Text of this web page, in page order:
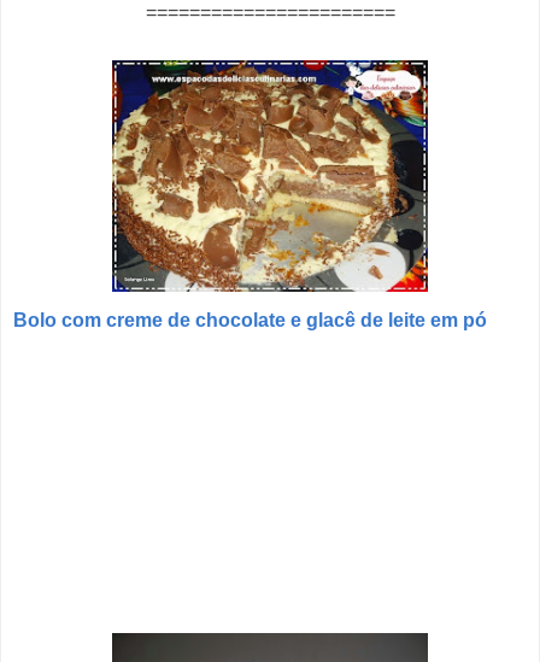
=======================
Bolo com creme de chocolate e glacê de leite em pó